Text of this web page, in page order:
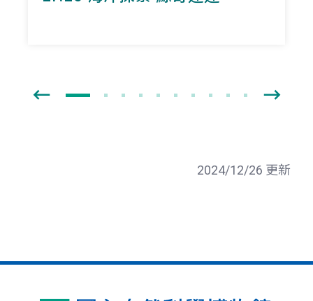
2024/12/26 更新